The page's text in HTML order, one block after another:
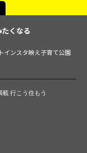
くなる
インスタ映え 子育て公園
行こう住もう